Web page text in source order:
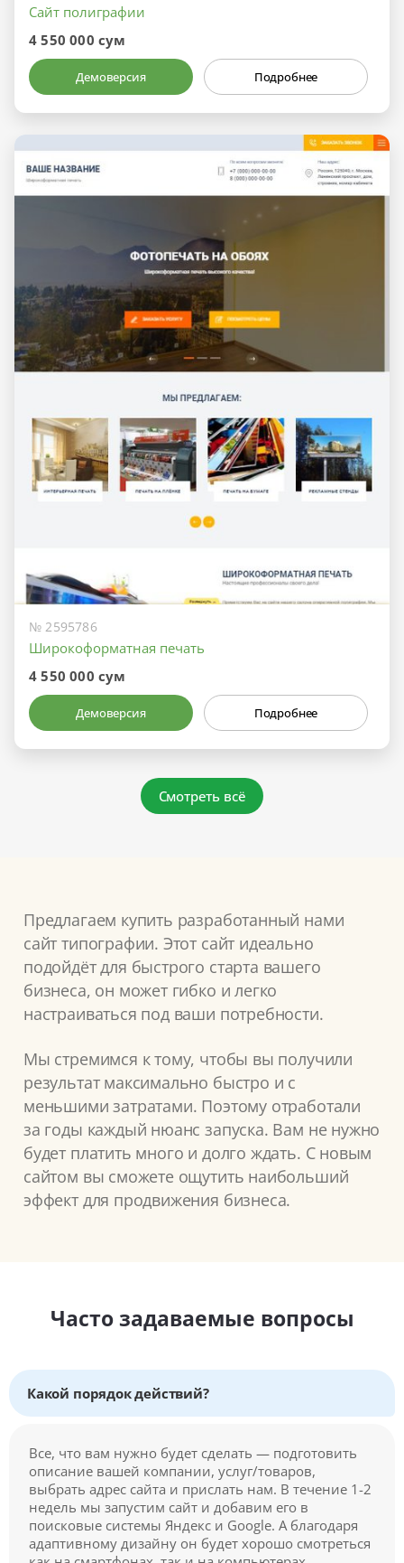
Сайт полиграфии
4 550 000 сум
Демоверсия Подробнее
№ 2595786
Широкоформатная печать
4 550 000 сум
Демоверсия Подробнее
Смотреть всё
Предлагаем купить разработанный нами
сайт типографии. Этот сайт идеально
подойдёт для быстрого старта вашего
бизнеса, он может гибко и легко
настраиваться под ваши потребности.
Мы стремимся к тому, чтобы вы получили
результат максимально быстро и с
меньшими затратами. Поэтому отработали
за годы каждый нюанс запуска. Вам не нужно
будет платить много и долго ждать. С новым
сайтом вы сможете ощутить наибольший
эффект для продвижения бизнеса.
Часто задаваемые вопросы
Какой порядок действий?
Все, что вам нужно будет сделать — подготовить
описание вашей компании, услуг/товаров,
выбрать адрес сайта и прислать нам. В течение 1-2
недель мы запустим сайт и добавим его в
поисковые системы Яндекс и Google. А благодаря
адаптивному дизайну он будет хорошо смотреться